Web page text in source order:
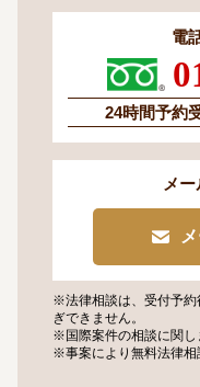
電
24時間予約
メ
※法律相談は、受付予約
ぎできません。
※国際案件の相談に関し
※事案により無料法律相